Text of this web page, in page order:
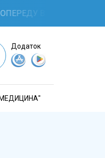
В ПИТАННЯХ
Додаток